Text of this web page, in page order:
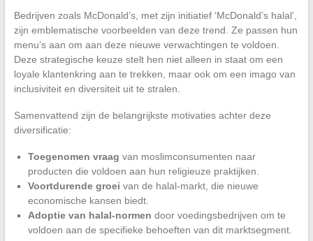
Bedrijven zoals McDonald’s, met zijn initiatief ‘McDonald’s halal’,
zijn emblematische voorbeelden van deze trend. Ze passen hun
menu’s aan om aan deze nieuwe verwachtingen te voldoen.
Deze strategische keuze stelt hen niet alleen in staat om een
loyale klantenkring aan te trekken, maar ook om een imago van
inclusiviteit en diversiteit uit te stralen.
Samenvattend zijn de belangrijkste motivaties achter deze
diversificatie:
Toegenomen vraag van moslimconsumenten naar
producten die voldoen aan hun religieuze praktijken.
Voortdurende groei van de halal-markt, die nieuwe
economische kansen biedt.
Adoptie van halal-normen door voedingsbedrijven om te
voldoen aan de specifieke behoeften van dit marktsegment.